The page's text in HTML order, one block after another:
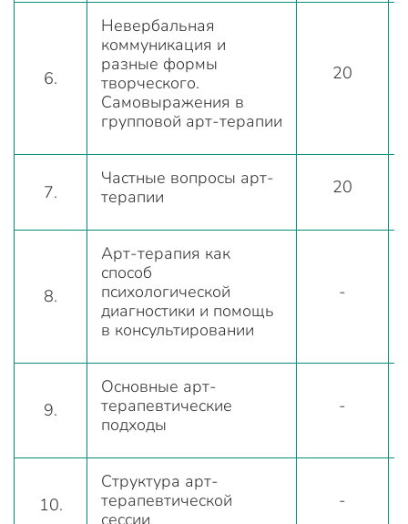
6.
Невербальная
коммуникация и
разные формы
творческого.
Самовыражения в
групповой арт-терапии
20
7.
Частные вопросы арт-
терапии
20
8.
Арт-терапия как
способ
психологической
диагностики и помощь
в консультировании
-
9.
Основные арт-
терапевтические
подходы
-
10.
Структура арт-
терапевтической
сессии
-